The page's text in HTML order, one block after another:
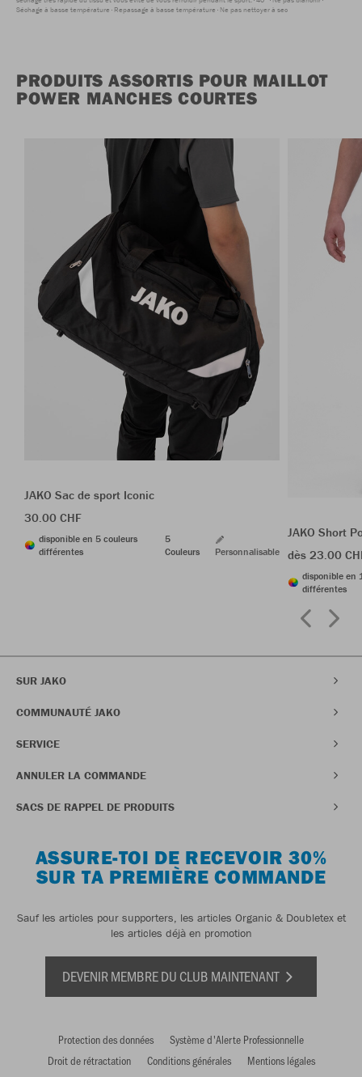
Séchage à basse température Repassage à basse température Ne pas nettoyer à sec
PRODUITS ASSORTIS POUR MAILLOT
POWER MANCHES COURTES
JAKO Sac de sport Iconic
30.00 CHF
disponible en 5 couleurs
différentes
5
Couleurs
Personnalisable
JAKO Short
dès 23.00
disponible en
différentes
SUR JAKO
COMMUNAUTÉ JAKO
SERVICE
ANNULER LA COMMANDE
SACS DE RAPPEL DE PRODUITS
ASSURE-TOI DE RECEVOIR 30%
SUR TA PREMIÈRE COMMANDE
Sauf les articles pour supporters, les articles Organic & Doubletex et
les articles déjà en promotion
DEVENIR MEMBRE DU CLUB MAINTENANT
Protection des données
Système d'Alerte Professionnelle
Droit de rétractation
Conditions générales Mentions légales